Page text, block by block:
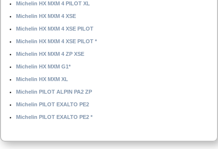
Michelin HX MXM 4 PILOT XL
Michelin HX MXM 4 XSE
Michelin HX MXM 4 XSE PILOT
Michelin HX MXM 4 XSE PILOT *
Michelin HX MXM 4 ZP XSE
Michelin HX MXM G1*
Michelin HX MXM XL
Michelin PILOT ALPIN PA2 ZP
Michelin PILOT EXALTO PE2
Michelin PILOT EXALTO PE2 *